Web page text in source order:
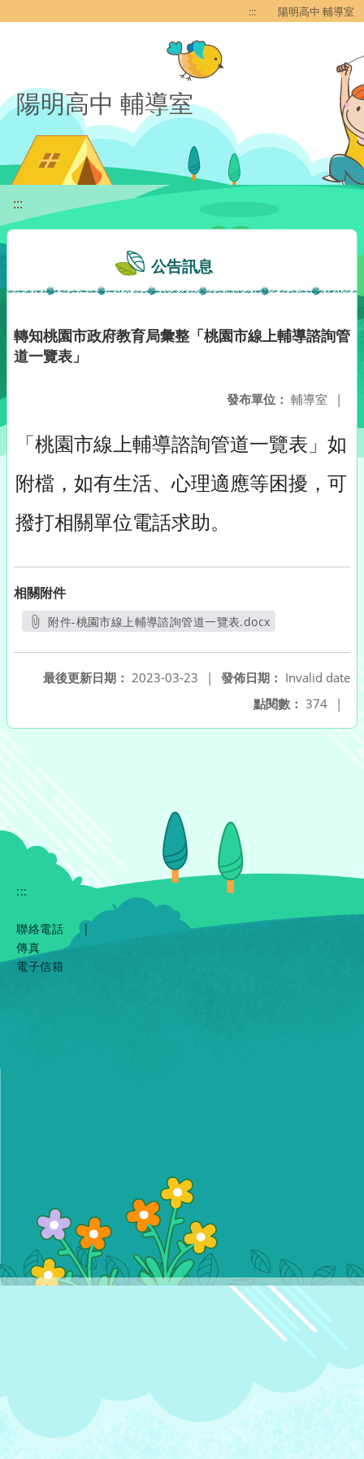
::: 陽明高中 輔導室
陽明高中 輔導室
:::
公告訊息
轉知桃園市政府教育局彙整「桃園市線上輔導諮詢管
道一覽表」
發布單位： 輔導室 |
「桃園市線上輔導諮詢管道一覽表」如
附檔，如有生活、心理適應等困擾，可
撥打相關單位電話求助。
相關附件
附件-桃園市線上輔導諮詢管道一覽表.docx
發佈日期： Invalid date
最後更新日期： 2023-03-23
|
點閱數： 374 |
:::
聯絡電話
|
傳真
電子信箱